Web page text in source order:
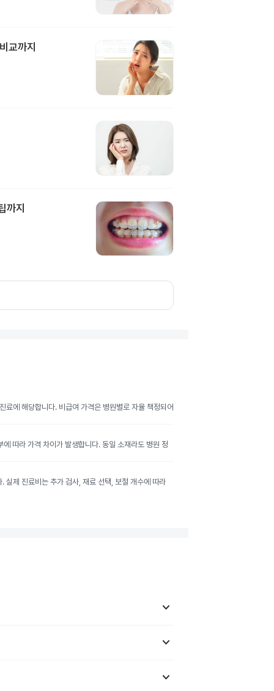
교까지
까지
에 해당합니다. 비급여 가격은 병원별로 자율 책정되어
따라 가격 차이가 발생합니다. 동일 소재라도 병원 정
실제 진료비는 추가 검사, 재료 선택, 보철 개수에 따라
keyboard_arrow_down
keyboard_arrow_down
keyboard_arrow_down